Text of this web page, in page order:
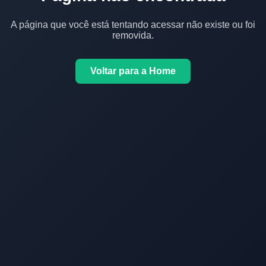
A página que você está tentando acessar não existe ou foi
removida.
Voltar para a Home